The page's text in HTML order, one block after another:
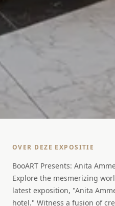
OVER DEZE EXPOSITIE
BooART Presents: Anita
Explore the mesmerizing
latest exposition, "Anita
hotel." Witness a fusion of